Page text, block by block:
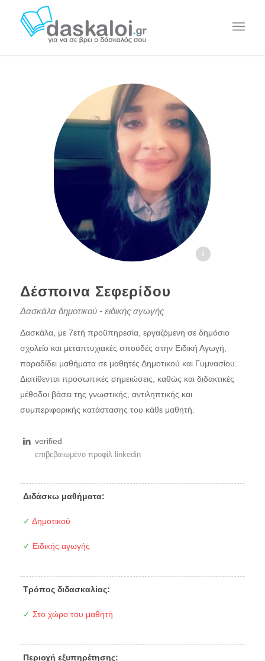
Δέσποινα Σεφερίδου - daskaloi.gr
Δέσποινα Σεφερίδου
Δασκάλα δημοτικού - ειδικής αγωγής
Δασκάλα, με 7ετή προϋπηρεσία, εργαζόμενη σε δημόσιο
σχολείο και μεταπτυχιακές σπουδές στην Ειδική Αγωγή,
παραδίδει μαθήματα σε μαθητές Δημοτικού και Γυμνασίου.
Διατίθενται προσωπικές σημειώσεις, καθώς και διδακτικές
μέθοδοι βάσει της γνωστικής, αντιληπτικής και
συμπεριφορικής κατάστασης του κάθε μαθητή.
verified
επιβεβαιωμένο προφίλ linkedin
Διδάσκω μαθήματα:
✓ Δημοτικού
✓ Ειδικής αγωγής
Τρόπος διδασκαλίας:
✓ Στο χώρο του μαθητή
Περιοχή εξυπηρέτησης: